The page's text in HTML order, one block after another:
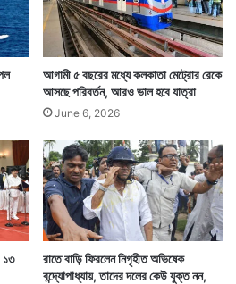
আগামী ৫ বছরের মধ্যে কলকাতা মেট্রোর রেকে
আসছে পরিবর্তন, আরও ভাল হবে যাত্রা
June 6, 2026
১৩
রাতে বাড়ি ফিরলেন নিগৃহীত অভিষেক
বন্দ্যোপাধ্যায়, তাদের দলের কেউ যুক্ত নন,